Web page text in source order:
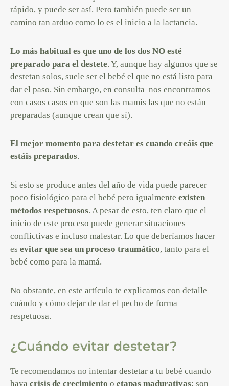
rápido, y puede ser así. Pero también puede ser un
camino tan arduo como lo es el inicio a la lactancia.
Lo más habitual es que uno de los dos NO esté
preparado para el destete. Y, aunque hay algunos que se
destetan solos, suele ser el bebé el que no está listo para
dar el paso. Sin embargo, en consulta nos encontramos
con casos casos en que son las mamis las que no están
preparadas (aunque crean que sí).
El mejor momento para destetar es cuando creáis que
estáis preparados.
Si esto se produce antes del año de vida puede parecer
poco fisiológico para el bebé pero igualmente existen
métodos respetuosos. A pesar de esto, ten claro que el
inicio de este proceso puede generar situaciones
conflictivas e incluso malestar. Lo que deberíamos hacer
es evitar que sea un proceso traumático, tanto para el
bebé como para la mamá.
No obstante, en este artículo te explicamos con detalle
cuándo y cómo dejar de dar el pecho de forma
respetuosa.
¿Cuándo evitar destetar?
Te recomendamos no intentar destetar a tu bebé cuando
haya crisis de crecimiento o etapas madurativas: son